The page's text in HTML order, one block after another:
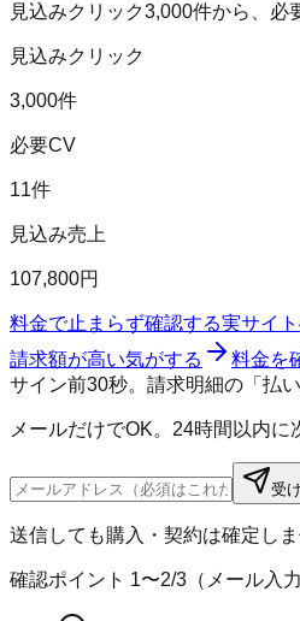
見込みクリック3,000件から、必
見込みクリック
3,000件
必要CV
11件
見込み売上
107,800円
料金で止まらず確認する実サイ
請求額が高い気がする
料金を
サイン前30秒。請求明細の「払
メールだけでOK。24時間以内に
受
送信しても購入・契約は確定し
確認ポイント 1〜2/3 （メール入